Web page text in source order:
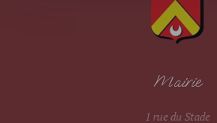
Mairie
1 rue du Stade